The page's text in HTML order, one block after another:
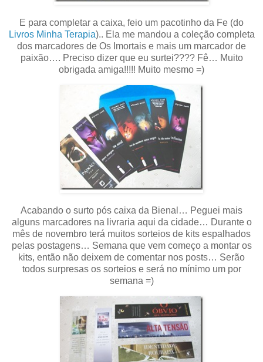
E para completar a caixa, feio um pacotinho da Fe (do
Livros Minha Terapia).. Ela me mandou a coleção completa
dos marcadores de Os Imortais e mais um marcador de
paixão…. Preciso dizer que eu surtei???? Fê… Muito
obrigada amiga!!!!! Muito mesmo =)
Acabando o surto pós caixa da Bienal… Peguei mais
alguns marcadores na livraria aqui da cidade… Durante o
mês de novembro terá muitos sorteios de kits espalhados
pelas postagens… Semana que vem começo a montar os
kits, então não deixem de comentar nos posts… Serão
todos surpresas os sorteios e será no mínimo um por
semana =)